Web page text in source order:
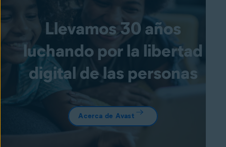
Llevamos 30 años
luchando por la libertad
digital de las personas
Acerca de Avast